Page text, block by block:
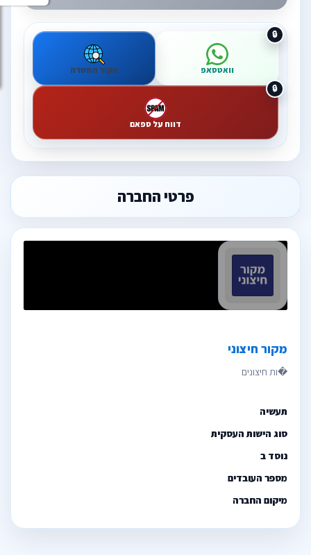
וואטסאפ מקור המשרה
דווח על ספאם
פרטי החברה
מקור חיצוני
תעשיה
סוג הישות העסקית
נוסד ב
מספר העובדים
מיקום החברה